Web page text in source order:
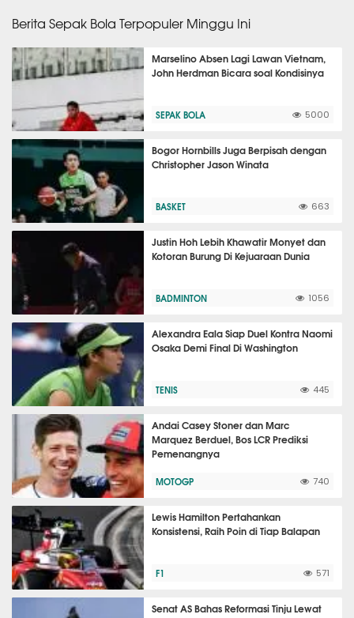
Berita Sepak Bola Terpopuler Minggu Ini
Marselino Absen Lagi Lawan Vietnam,
John Herdman Bicara soal Kondisinya
SEPAK BOLA 5000
Bogor Hornbills Juga Berpisah dengan
Christopher Jason Winata
BASKET 663
Justin Hoh Lebih Khawatir Monyet dan
Kotoran Burung Di Kejuaraan Dunia
BADMINTON 1056
Alexandra Eala Siap Duel Kontra Naomi
Osaka Demi Final Di Washington
TENIS 445
Andai Casey Stoner dan Marc
Marquez Berduel, Bos LCR Prediksi
Pemenangnya
MOTOGP 740
Lewis Hamilton Pertahankan
Konsistensi, Raih Poin di Tiap Balapan
F1 571
Senat AS Bahas Reformasi Tinju Lewat